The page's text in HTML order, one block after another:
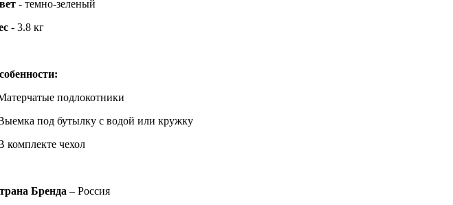
- темно-зеленый
- 3.8 кг
подлокотники
под бутылку с водой или кружку
комплекте чехол
Бренда – Россия